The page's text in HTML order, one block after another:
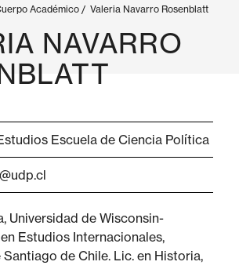
Académico / Valeria Navarro Rosenblatt
NAVARRO
Escuela de Ciencia Política
Universidad de Wisconsin-
Estudios Internacionales,
de Chile. Lic. en Historia,